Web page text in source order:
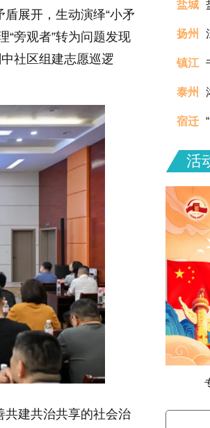
展开，生动演绎“小矛
“旁观者”转为问题发现
社区组建志愿巡逻
共建共治共享的社会治
盐城
扬州
真村
镇江
分钟
泰州
宿迁
场活
活